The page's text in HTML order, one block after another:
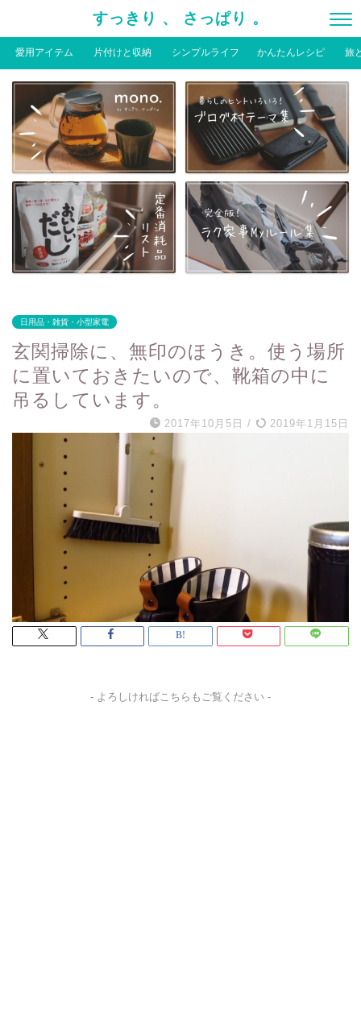
すっきり 、 さっぱり 。
愛用アイテム 片付けと収納 シンプルライフ かんたんレシピ 旅
日用品・雑貨・小型家電
玄関掃除に、無印のほうき。使う場所
に置いておきたいので、靴箱の中に
吊るしています。
2017年10月5日 / 2019年1月15日
- よろしければこちらもご覧ください -